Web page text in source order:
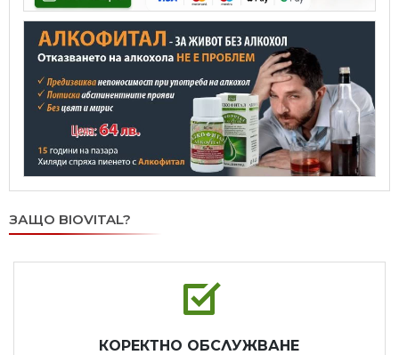
ЗАЩО BIOVITAL?
КОРЕКТНО ОБСЛУЖВАНЕ